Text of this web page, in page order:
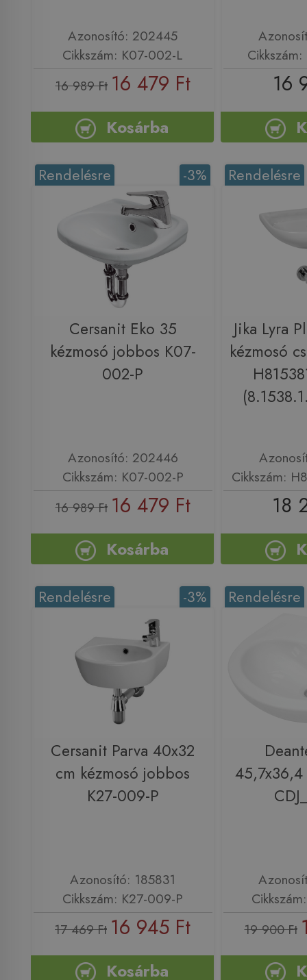
Azonosító: 202445
Cikkszám: K07-002-L
16 989 Ft 16 479 Ft
Kosárba
16
-3%
Rendelésre
Cersanit Eko 35
kézmosó jobbos K07-
002-P
Azonosító: 202446
Cikkszám: K07-002-P
16 989 Ft 16 479 Ft
Kosárba
Rendelésre
Jika Lyra
kézmosó
Cikkszám:
18
-3%
Rendelésre
Cersanit Parva 40x32
cm kézmosó jobbos
K27-009-P
Azonosító: 185831
Cikkszám: K27-009-P
17 469 Ft 16 945 Ft
Kosárba
Rendelésre
45,7x36,4
19 900 Ft